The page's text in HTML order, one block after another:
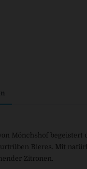
Mönchshof
Bieres. Mit
Zitronen.